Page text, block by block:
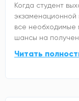
Когда студент
экзаменационной
все необходимые
шансы на
Читать